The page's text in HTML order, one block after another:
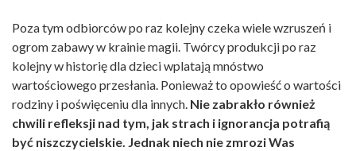
Poza tym odbiorców po raz kolejny czeka wiele wzruszeń i
ogrom zabawy w krainie magii. Twórcy produkcji po raz
kolejny w historię dla dzieci wplatają mnóstwo
wartościowego przesłania. Ponieważ to opowieść o wartości
rodziny i poświęceniu dla innych. Nie zabrakło również
chwili refleksji nad tym, jak strach i ignorancja potrafią
być niszczycielskie. Jednak niech nie zmrozi Was